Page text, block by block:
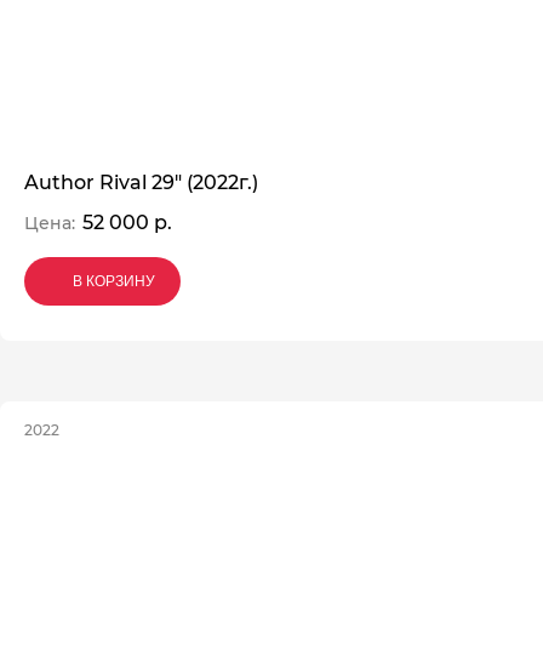
Author Rival 29" (2022г.)
Цена: 52 000 р.
В КОРЗИНУ
В КОРЗИНУ
В КОРЗИНУ
2022